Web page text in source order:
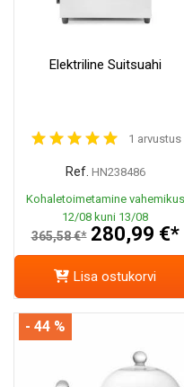
Elektriline Suitsuahi
1 arvustus
Ref. HN238486
Kohaletoimetamine vahemikus
12/08 kuni 13/08
365,58 €* 280,99 €*
Lisa ostukorvi
- 44 %